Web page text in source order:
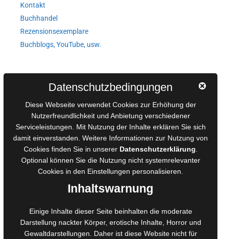
Kontakt
Buchhandel
Rezensionsexemplare
Buchblogs, YouTube, usw.
AGB für Medienprojekte
Online-Artikel
Manuskripte einreichen
Ausschreibungen
Belegexemplare
Eigenbedarfsexemplare
Foto- und Bildbearbeitung
Fotorestauration
Datenschutzbedingungen
Diese Webseite verwendet Cookies zur Erhöhung der
Nutzerfreundlichkeit und Anbietung verschiedener
Serviceleistungen. Mit Nutzung der Inhalte erklären Sie sich
damit einverstanden. Weitere Informationen zur Nutzung von
Cookies finden Sie in unserer Datenschutzerklärung
Optional können Sie die Nutzung nicht systemrelevanter
Cookies in den Einstellungen personalisieren.
Inhaltswarnung
Einige Inhalte dieser Seite beinhalten die moderate
Darstellung nackter Körper, erotische Inhalte, Horror und
Gewaltdarstellungen. Daher ist diese Website nicht für